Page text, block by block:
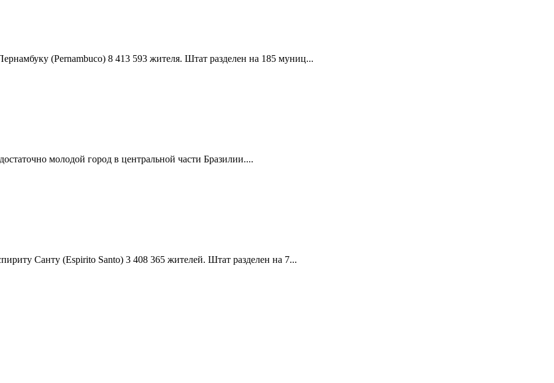
(Pernambuco) 8 413 593 жителя. Штат разделен на 185 муниц...
молодой город в центральной части Бразилии....
Санту (Espirito Santo) 3 408 365 жителей. Штат разделен на 7...